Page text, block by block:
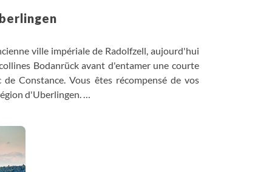
ville impériale de Radolfzell, aujourd'hui
Bodanrück avant d'entamer une courte
Constance. Vous êtes récompensé de vos
d'Uberlingen.